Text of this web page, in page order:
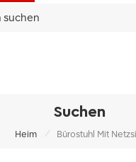
Suchen
Heim / Bürostuhl Mit